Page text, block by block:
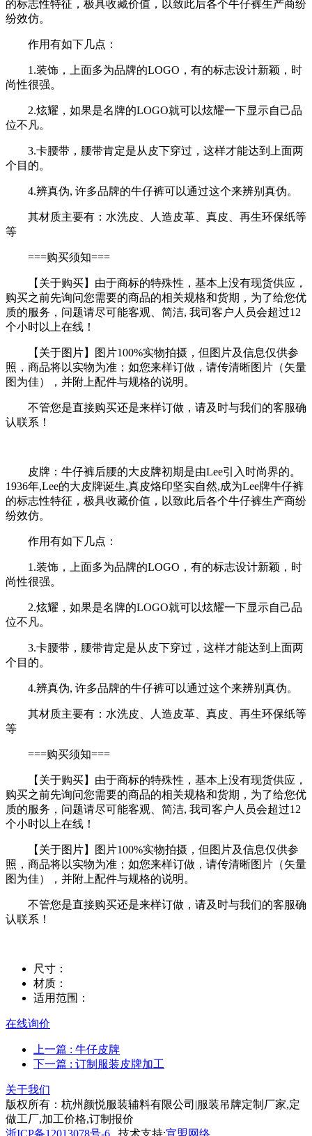
的标志性特征，极具收藏价值，以致此后各个牛仔裤生产商纷
纷效仿。
作用有如下几点：
1.装饰，上面多为品牌的LOGO，有的标志设计新颖，时
尚性很强。
2.炫耀，如果是名牌的LOGO就可以炫耀一下显示自己品
位不凡。
3.卡腰带，腰带肯定是从皮下穿过，这样才能达到上面两
个目的。
4.辨真伪, 许多品牌的牛仔裤可以通过这个来辨别真伪。
其材质主要有：水洗皮、人造皮革、真皮、再生环保纸等
等
===购买须知===
【关于购买】由于商标的特殊性，基本上没有现货供应，
购买之前先询问您需要的商品的相关规格和货期，为了给您优
质的服务，问题请尽可能客观、简洁, 我司客户人员会超过12
个小时以上在线！
【关于图片】图片100%实物拍摄，但图片及信息仅供参
照，商品将以实物为准；如您来样订做，请传清晰图片（矢量
图为佳），并附上配件与规格的说明。
不管您是直接购买还是来样订做，请及时与我们的客服确
认联系！
皮牌：牛仔裤后腰的大皮牌初期是由Lee引入时尚界的。
1936年,Lee的大皮牌诞生,真皮烙印坚实自然,成为Lee牌牛仔裤
的标志性特征，极具收藏价值，以致此后各个牛仔裤生产商纷
纷效仿。
作用有如下几点：
1.装饰，上面多为品牌的LOGO，有的标志设计新颖，时
尚性很强。
2.炫耀，如果是名牌的LOGO就可以炫耀一下显示自己品
位不凡。
3.卡腰带，腰带肯定是从皮下穿过，这样才能达到上面两
个目的。
4.辨真伪, 许多品牌的牛仔裤可以通过这个来辨别真伪。
其材质主要有：水洗皮、人造皮革、真皮、再生环保纸等
等
===购买须知===
【关于购买】由于商标的特殊性，基本上没有现货供应，
购买之前先询问您需要的商品的相关规格和货期，为了给您优
质的服务，问题请尽可能客观、简洁, 我司客户人员会超过12
个小时以上在线！
【关于图片】图片100%实物拍摄，但图片及信息仅供参
照，商品将以实物为准；如您来样订做，请传清晰图片（矢量
图为佳），并附上配件与规格的说明。
不管您是直接购买还是来样订做，请及时与我们的客服确
认联系！
尺寸：
材质：
适用范围：
在线询价
上一篇 : 牛仔皮牌
下一篇 : 订制服装皮牌加工
关于我们
版权所有：杭州颜悦服装辅料有限公司|服装吊牌定制厂家,定
做工厂,加工价格,订制报价